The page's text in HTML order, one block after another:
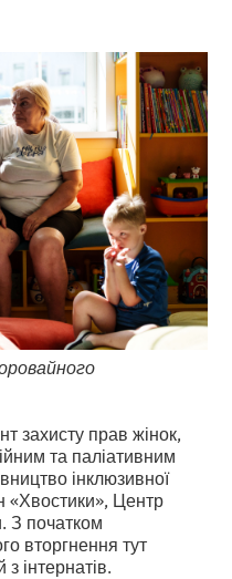
захисту прав жінок,
та паліативним
інклюзивної
«Хвостики», Центр
З початком
вторгнення тут
інтернатів.